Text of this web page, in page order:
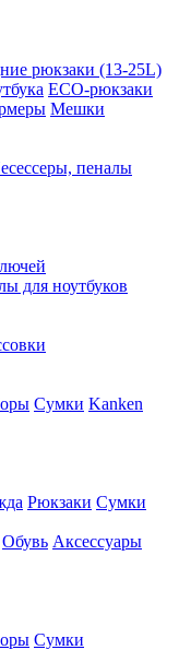
рюкзаки (13-25L)
ECO-рюкзаки
Мешки
пеналы
для ноутбуков
Сумки Kanken
Рюкзаки Сумки
Обувь Аксессуары
Сумки